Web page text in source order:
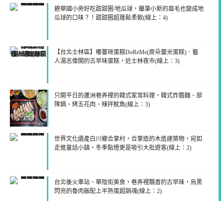
碧華國小旁好吃甜甜圈/地瓜球，蠟筆小新的眉毛也變成地
瓜球的口味？！甜甜圈超蓬鬆柔軟(線上：4)
【台北士林區】嘟蕾咪蛋糕DoReMe(原朵蕾米蛋糕)．藝
人湯志偉開的古早味蛋糕，近士林夜市(線上：3)
只開平日的蘆洲巷弄裡的韓式家常料理，韓式炸醬麵、部
隊鍋、烤五花肉、辣拌魷魚(線上：3)
世界文化遺產白川鄉合掌村，合掌造的木造建築物，宛如
走進童話小鎮，冬季點燈更是吸引大批遊客(線上：2)
台北後火車站、華陰街美食，巷弄裡飄香的古早味，烏黑
閃亮的魯肉飯配上半熟蛋超銷魂(線上：2)